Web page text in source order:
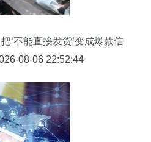
‘不能直接发货’变成爆款信
该赚钱’含金量拉满
08-06 22:52:44